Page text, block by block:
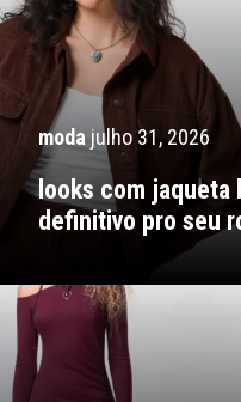
moda julho 31, 2026
looks com jaqueta
definitivo pro seu